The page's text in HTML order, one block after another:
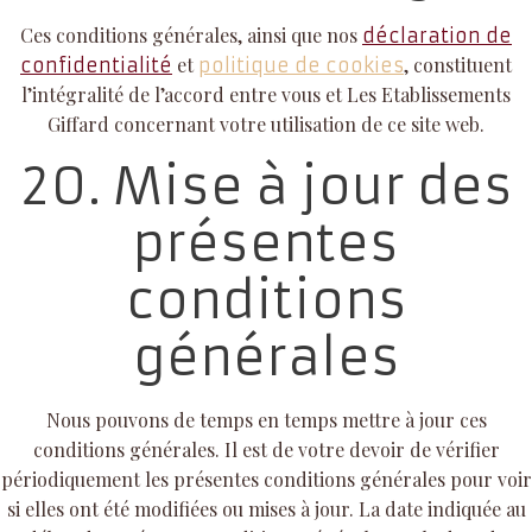
Ces conditions générales, ainsi que nos déclaration de
confidentialité et politique de cookies, constituent
l’intégralité de l’accord entre vous et Les Etablissements
Giffard concernant votre utilisation de ce site web.
20. Mise à jour des
présentes
conditions
générales
Nous pouvons de temps en temps mettre à jour ces
conditions générales. Il est de votre devoir de vérifier
périodiquement les présentes conditions générales pour voir
si elles ont été modifiées ou mises à jour. La date indiquée au